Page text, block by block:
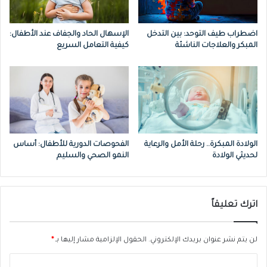
قد يكون الأطفال الذين يعانون زيادة في الوزن أو
السمنة أكثر عرضه للربو.
متلازمة الأيض:
يصبح الطفل عرضة لخطر الإصابة بأمراض القلب
أو السكري أو غيرها من المشاكل الصحية.
وتشمل الأعراض ارتفاع ضغط الدم، وارتفاع
الثلاثية، وانخفاض البروتين الدهني مرتفع الكثافة
(“الكوليسترول الجيد”)، وزيادة الدهون في منطقة
اضطراب طيف التوحد: بين التدخل
المبكر والعلاجات الناشئة
الإسهال الحاد والجفاف عند الأطفال:
كيفية التعامل السريع
الولادة المبكرة.. رحلة الأمل والرعاية
لحديثي الولادة
الفحوصات الدورية للأطفال: أساس
النمو الصحي والسليم
اترك تعليقاً
لن يتم نشر عنوان بريدك الإلكتروني. الحقول الإلزامية مشار إليها بـ *